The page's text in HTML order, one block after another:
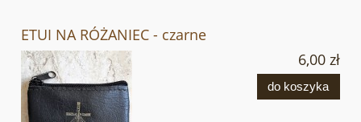
ETUI NA RÓŻANIEC - czarne
6,00 zł
do koszyka